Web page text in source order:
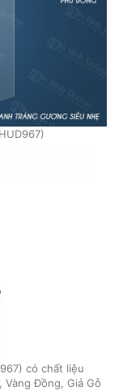
có chất liệu
Đồng, Giả Gỗ